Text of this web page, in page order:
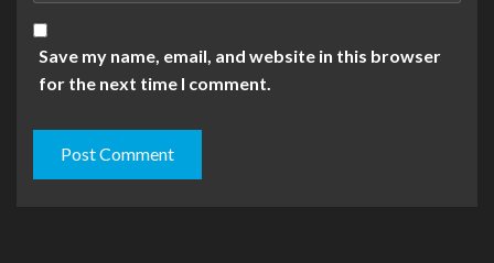
Save my name, email, and website in this browser
for the next time I comment.